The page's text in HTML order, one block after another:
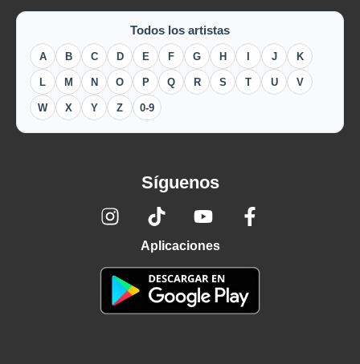
Todos los artistas
A B C D E F G H J K
L M N O P Q R S T U V
W X Y Z 0-9
Síguenos
Aplicaciones